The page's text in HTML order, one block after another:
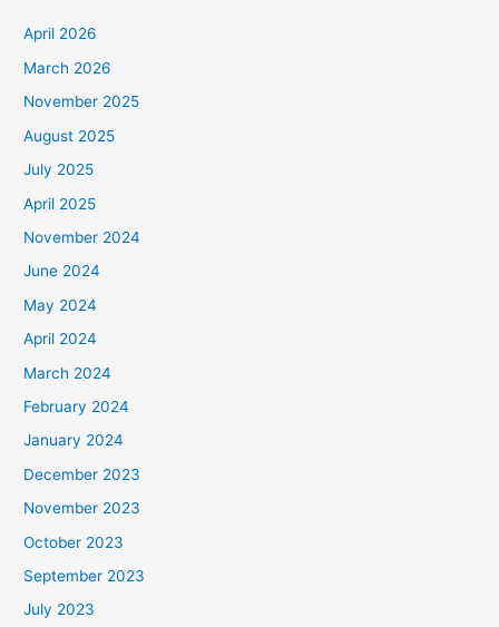
April 2026
March 2026
November 2025
August 2025
July 2025
April 2025
November 2024
June 2024
May 2024
April 2024
March 2024
February 2024
January 2024
December 2023
November 2023
October 2023
September 2023
July 2023